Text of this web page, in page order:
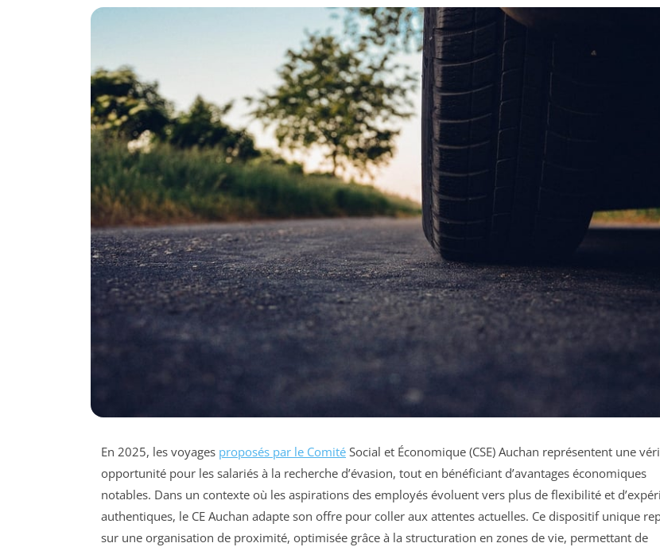
En 2025, les voyages proposés par le Comité Social et Économique (CSE) Auchan représentent une
opportunité pour les salariés à la recherche d’évasion, tout en bénéficiant d’avantages économiques
notables. Dans un contexte où les aspirations des employés évoluent vers plus de flexibilité et
authentiques, le CE Auchan adapte son offre pour coller aux attentes actuelles. Ce dispositif unique
sur une organisation de proximité, optimisée grâce à la structuration en zones de vie, permettant de